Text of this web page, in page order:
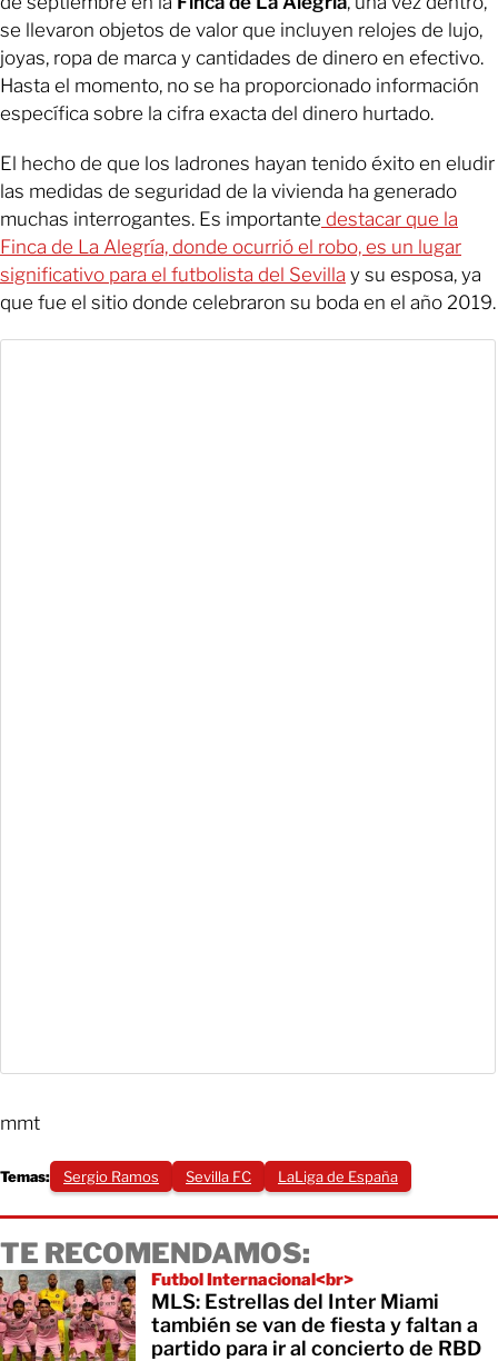
se llevaron objetos de valor que incluyen relojes de lujo,
joyas, ropa de marca y cantidades de dinero en efectivo.
Hasta el momento, no se ha proporcionado información
específica sobre la cifra exacta del dinero hurtado.
El hecho de que los ladrones hayan tenido éxito en eludir
las medidas de seguridad de la vivienda ha generado
muchas interrogantes. Es importante destacar que la
Finca de La Alegría, donde ocurrió el robo, es un lugar
significativo para el futbolista del Sevilla y su esposa, ya
que fue el sitio donde celebraron su boda en el año 2019.
mmt
Temas: Sergio Ramos Sevilla FC LaLiga de España
TE RECOMENDAMOS:
Futbol Internacional<br>
MLS: Estrellas del Inter Miami
también se van de fiesta y faltan a
partido para ir al concierto de RBD